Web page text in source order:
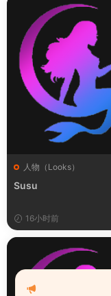
人物（Looks）
Susu
16小时前